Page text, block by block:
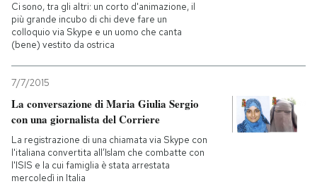
Ci sono, tra gli altri: un corto d'animazione, il
più grande incubo di chi deve fare un
colloquio via Skype e un uomo che canta
(bene) vestito da ostrica
7/7/2015
La conversazione di Maria Giulia Sergio
con una giornalista del Corriere
La registrazione di una chiamata via Skype con
l'italiana convertita all’Islam che combatte con
l'ISIS e la cui famiglia è stata arrestata
mercoledì in Italia